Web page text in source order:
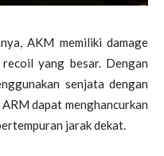
AKM memiliki damage
yang besar. Dengan
senjata dengan
dapat menghancurkan
jarak dekat.